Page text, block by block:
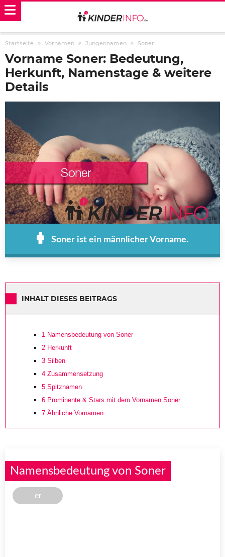
Startseite Vornamen Jungennamen Soner
Vorname Soner: Bedeutung,
Herkunft, Namenstage & weitere
Details
Soner ist ein männlicher Vorname.
INHALT DIESES BEITRAGS
1 Namensbedeutung von Soner
2 Herkunft
3 Silben
4 Zusammensetzung
5 Spitznamen
6 Prominente & Stars mit dem Vornamen Soner
7 Ähnliche Vornamen
Namensbedeutung von Soner
er